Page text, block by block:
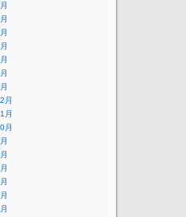
月
月
月